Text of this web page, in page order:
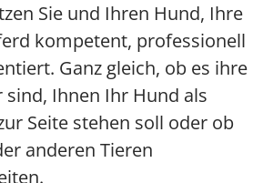
Sie und Ihren Hund, Ihre
kompetent, professionell
Ganz gleich, ob es ihre
sind, Ihnen Ihr Hund als
Seite stehen soll oder ob
anderen Tieren